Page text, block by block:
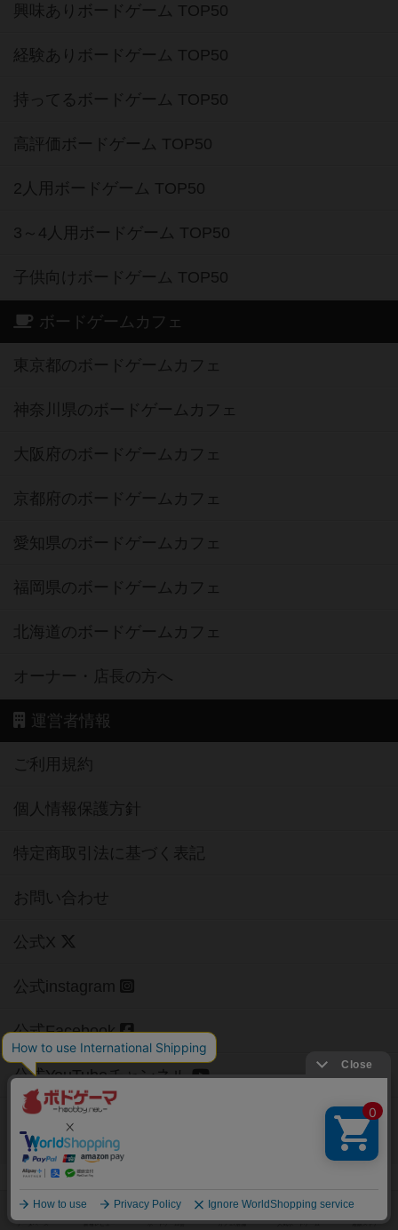
興味ありボードゲーム TOP50
経験ありボードゲーム TOP50
持ってるボードゲーム TOP50
高評価ボードゲーム TOP50
2人用ボードゲーム TOP50
3～4人用ボードゲーム TOP50
子供向けボードゲーム TOP50
ボードゲームカフェ
東京都のボードゲームカフェ
神奈川県のボードゲームカフェ
大阪府のボードゲームカフェ
京都府のボードゲームカフェ
愛知県のボードゲームカフェ
福岡県のボードゲームカフェ
北海道のボードゲームカフェ
オーナー・店長の方へ
運営者情報
ご利用規約
個人情報保護方針
特定商取引法に基づく表記
お問い合わせ
公式X
公式instagram
公式Facebook
公式YouTubeチャンネル